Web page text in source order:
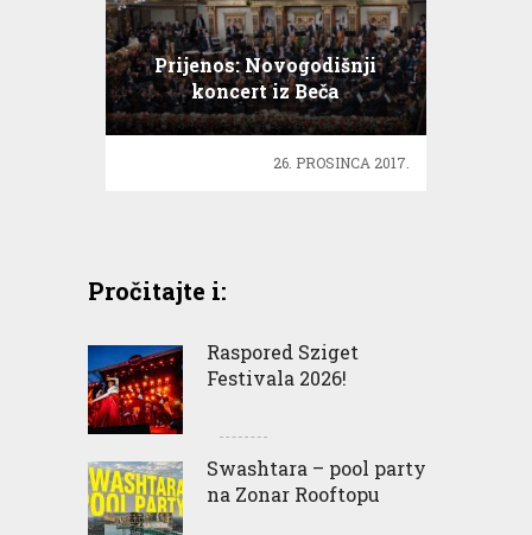
Prijenos: Novogodišnji
koncert iz Beča
26. PROSINCA 2017.
Pročitajte i:
Raspored Sziget
Festivala 2026!
Swashtara – pool party
na Zonar Rooftopu